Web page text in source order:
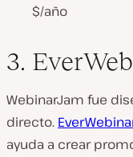
$/año
3.
WebinarJam fue
directo.
ayuda a crear